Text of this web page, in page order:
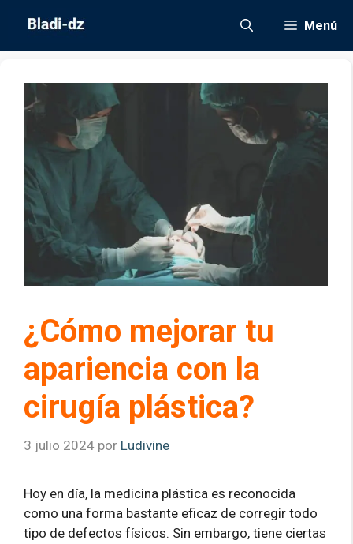
contenido
Menú
¿Cómo mejorar tu
apariencia con la
cirugía plástica?
3 julio 2024 por Ludivine
Hoy en día, la medicina plástica es reconocida
como una forma bastante eficaz de corregir todo
tipo de defectos físicos. Sin embargo, tiene ciertas